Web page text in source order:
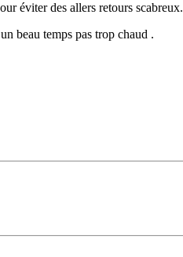
éviter des allers retours scabreux.
beau temps pas trop chaud .